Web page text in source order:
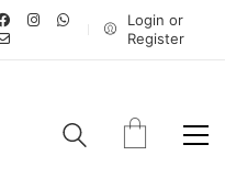
Login or
Register